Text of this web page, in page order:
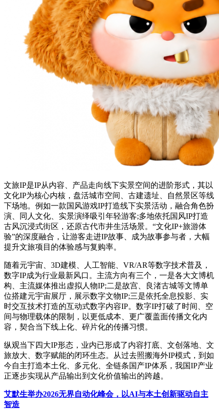
文旅IP是IP从内容、产品走向线下实景空间的进阶形式，其以
文化IP为核心内核，盘活城市空间、古建遗址、自然景区等线
下场地。例如一款国风游戏IP打造线下实景活动，融合角色扮
演、同人文化、实景演绎吸引年轻游客;多地依托国风IP打造
古风沉浸式街区，还原古代市井生活场景。“文化IP+旅游体
验”的深度融合，让游客走进IP故事、成为故事参与者，大幅
提升文旅项目的体验感与复购率。
随着元宇宙、3D建模、人工智能、VR/AR等数字技术普及，
数字IP成为行业最新风口。主流方向有三个，一是各大文博机
构、主流媒体推出虚拟人物IP;二是故宫、良渚古城等文博单
位搭建元宇宙展厅，展示数字文物IP;三是依托全息投影、实
时交互技术打造的互动式数字内容IP。数字IP打破了时间、空
间与物理载体的限制，以更低成本、更广覆盖面传播文化内
容，契合当下线上化、碎片化的传播习惯。
纵观当下四大IP形态，业内已形成了内容打底、文创落地、文
旅放大、数字赋能的闭环生态。从过去照搬海外IP模式，到如
今自主打造本土化、多元化、全链条国产IP体系，我国IP产业
正逐步实现从产品输出到文化价值输出的跨越。
‌艾默生举办2026无界自动化峰会，以AI与本土创新驱动自主
智造